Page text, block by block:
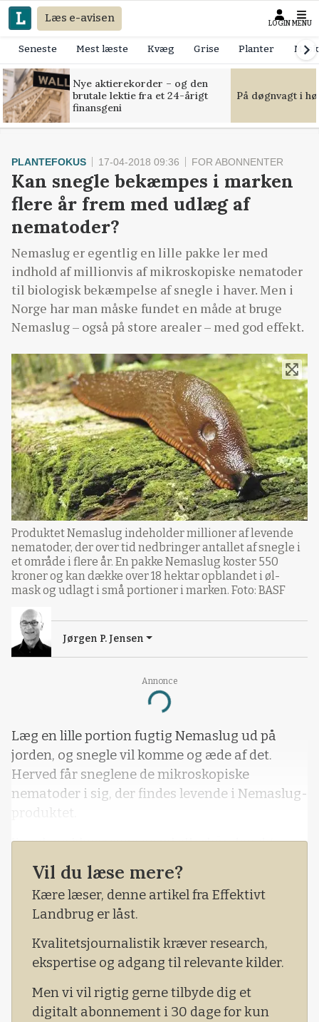
Læs e-avisen LOGIN MENU
Seneste Mest læste Kvæg Grise Planter
Nye aktierekorder – og den
brutale lektie fra et 24-årigt
finansgeni
På døgnvagt i
Annonce
Loading...
PLANTEFOKUS 17-04-2018 09:36 FOR ABONNENTER
Kan snegle bekæmpes i marken
flere år frem med udlæg af
nematoder?
Nemaslug er egentlig en lille pakke ler med
indhold af millionvis af mikroskopiske nematoder
til biologisk bekæmpelse af snegle i haver. Men i
Norge har man måske fundet en måde at bruge
Nemaslug – også på store arealer – med god effekt.
Produktet Nemaslug indeholder millioner af levende
nematoder, der over tid nedbringer antallet af snegle i
et område i flere år. En pakke Nemaslug koster 550
kroner og kan dække over 18 hektar opblandet i øl-
mask og udlagt i små portioner i marken. Foto: BASF
Jørgen P. Jensen
Læg en lille portion fugtig Nemaslug ud på
jorden, og snegle vil komme og æde af det.
Herved får sneglene de mikroskopiske
nematoder i sig, der findes levende i Nemaslug-
produktet.
Sneglene bliver syge og vil efterhånden dø.
Både syge og døde snegle spises af andre
snegle, som derved også får nematoder i sig og
bliver døende. Enkelte vil overleve vinteren og
bringe nematoderne videre til næste års
snegle.
Vil du læse mere?
Kære læser, denne artikel fra Effektivt
Landbrug er låst.
Kvalitetsjournalistik kræver research,
ekspertise og adgang til relevante kilder.
Men vi vil rigtig gerne tilbyde dig et
digitalt abonnement i 30 dage for kun